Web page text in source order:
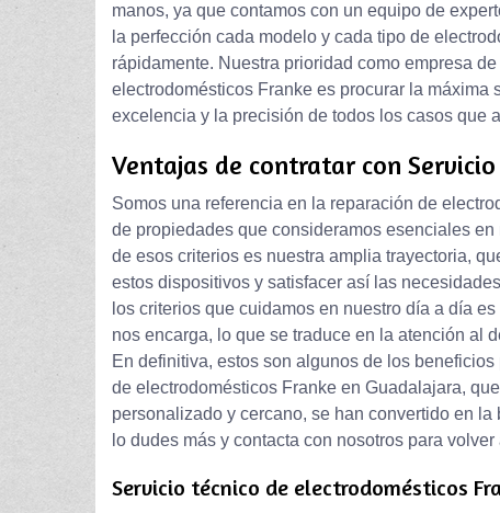
manos, ya que contamos con un equipo de
la perfección cada modelo y cada tipo de
rápidamente. Nuestra prioridad como empresa
electrodomésticos Franke es procurar la
excelencia y la precisión de todos los casos que
Ventajas de contratar con Servicio
Somos una referencia en la reparación de
de propiedades que consideramos esenciales
de esos criterios es nuestra amplia trayectoria,
estos dispositivos y satisfacer así las
los criterios que cuidamos en nuestro día a día
nos encarga, lo que se traduce en la atención al
En definitiva, estos son algunos de los
de electrodomésticos Franke en Guadalajara,
personalizado y cercano, se han convertido en
lo dudes más y contacta con nosotros para
Servicio técnico de electrodomésticos